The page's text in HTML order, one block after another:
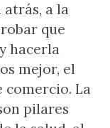
atrás, a la
que
hacerla
mejor, el
comercio. La
pilares